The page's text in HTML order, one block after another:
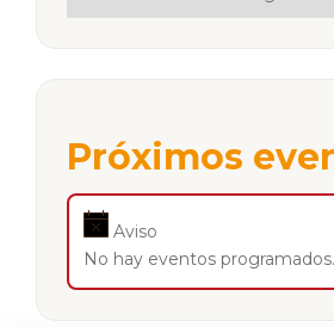
Próximos
Aviso
No hay eventos programados.